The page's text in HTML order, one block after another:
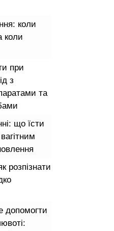
коли
коли
при
з
та
що їсти
розпізнати
допомогти